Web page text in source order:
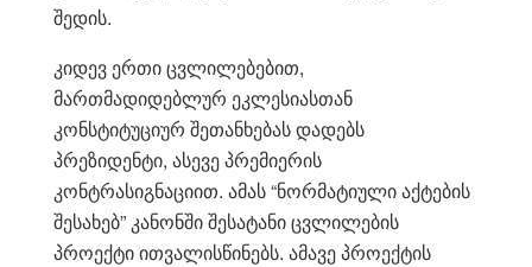
შედის.
კიდევ ერთი ცვლილებებით,
მართმადიდებლურ ეკლესიასთან
კონსტიტუციურ შეთანხებას დადებს
პრეზიდენტი, ასევე პრემიერის
კონტრასიგნაციით. ამას “ნორმატიული აქტების
შესახებ” კანონში შესატანი ცვლილების
პროექტი ითვალისწინებს. ამავე პროექტის